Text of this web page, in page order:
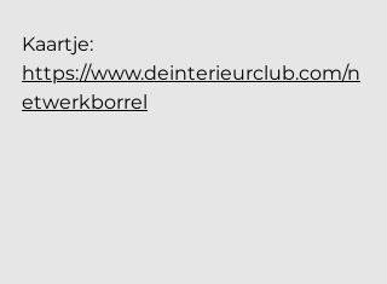
Kaartje:
https://www.deinterieurclub.com/n
etwerkborrel